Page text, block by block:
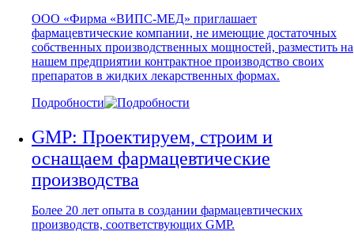
ООО «Фирма «ВИПС-МЕД» приглашает
фармацевтические компании, не имеющие достаточных
собственных производственных мощностей, разместить на
нашем предприятии контрактное производство своих
препаратов в жидких лекарственных формах.
Подробности
GMP: Проектируем, строим и
оснащаем фармацевтические
производства
Более 20 лет опыта в создании фармацевтических
производств, соответствующих GMP.